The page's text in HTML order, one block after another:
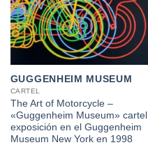
GUGGENHEIM MUSEUM
CARTEL
The Art of Motorcycle –
«Guggenheim Museum» cartel
exposición en el Guggenheim
Museum New York en 1998